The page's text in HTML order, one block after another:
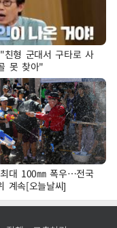
친형 군대서 구타로 사
못 찾아"
대 100㎜ 폭우…전국
계속[오늘날씨]